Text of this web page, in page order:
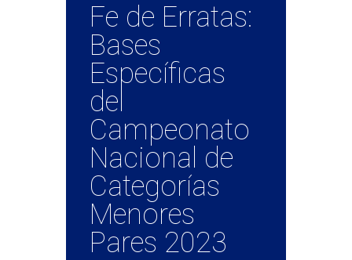
Fe de Erratas:
Bases
Específicas
del
Campeonato
Nacional de
Categorías
Menores
Pares 2023